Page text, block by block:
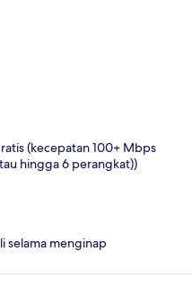
(kecepatan 100+ Mbps
hingga 6 perangkat))
selama menginap